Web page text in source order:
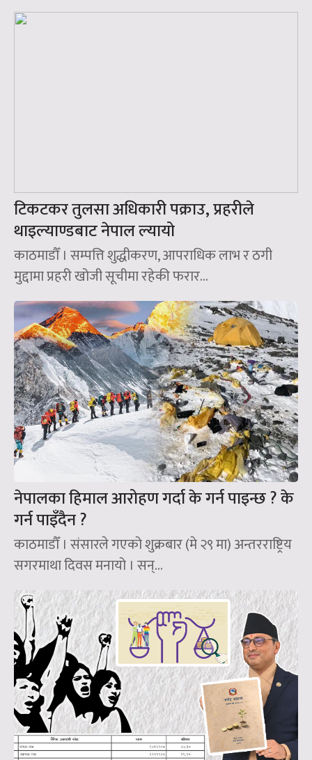
टिकटकर तुलसा अधिकारी पक्राउ, प्रहरीले
थाइल्याण्डबाट नेपाल ल्यायो
काठमाडौँ । सम्पत्ति शुद्धीकरण, आपराधिक लाभ र ठगी
मुद्दामा प्रहरी खोजी सूचीमा रहेकी फरार...
नेपालका हिमाल आरोहण गर्दा के गर्न पाइन्छ ? के
गर्न पाइँदैन ?
काठमाडौँ । संसारले गएको शुक्रबार (मे २९ मा) अन्तरराष्ट्रिय
सगरमाथा दिवस मनायो । सन्‌...